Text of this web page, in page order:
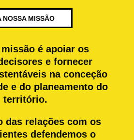
NOSSA MISSÃO
é apoiar os
e fornecer
na conceção
e do planeamento do
território.
das relações com os
defendemos o